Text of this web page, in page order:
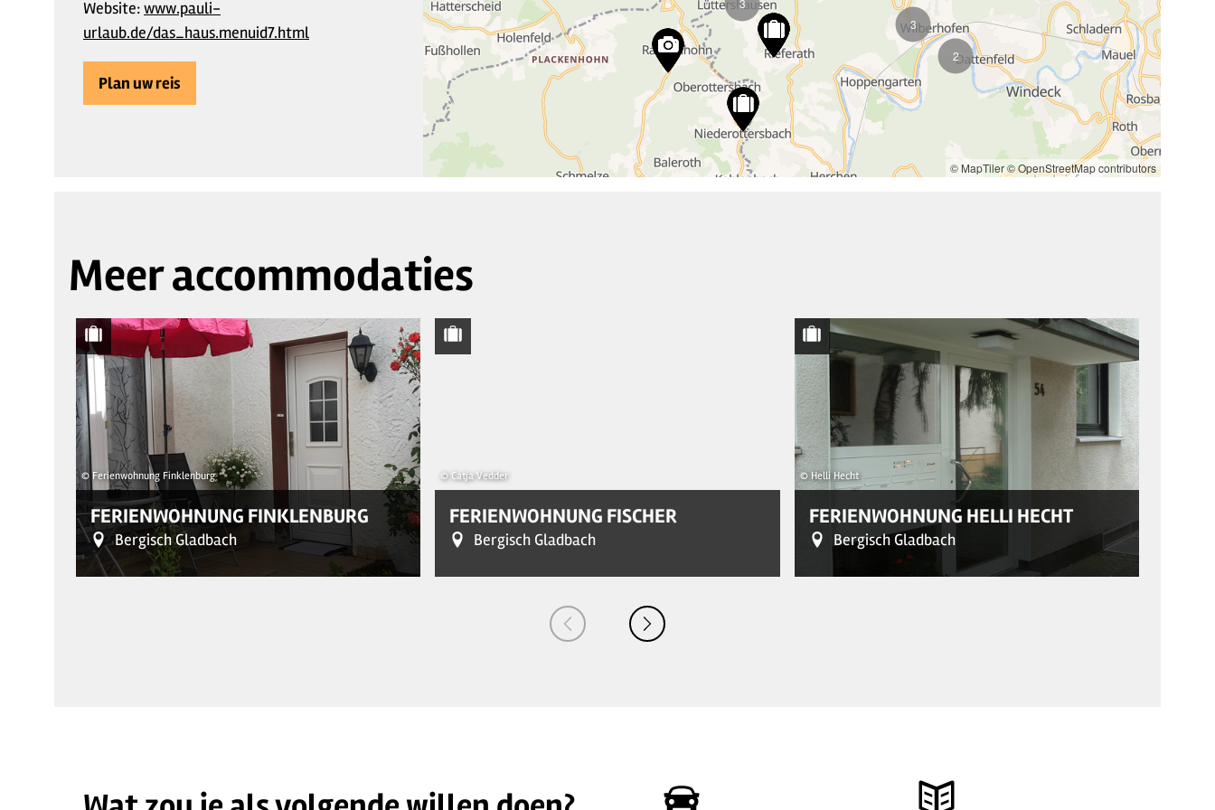
Website:www.pauli-
urlaub.de/das_haus.menuid7.html
Plan uw reis
3
3
2
© MapTiler© OpenStreetMap contributors
Meer accommodaties
© Ferienwohnung Finklenburg
FERIENWOHNUNG FINKLENBURG
Bergisch Gladbach
© Catja Vedder
FERIENWOHNUNG FISCHER
Bergisch Gladbach
© Helli Hecht
FERIENWOHNUNG HELLI HECHT
Bergisch Gladbach